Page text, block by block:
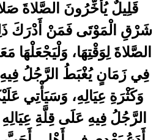
قَلِيلٌ يُأَخِّرُونَ الصَّلاةَ
شَرْقِ الْمَوْتَى فَمَنْ أَدْرَكَ
الصَّلاةَ لِوَقْتِهَا، وَلْيَجْعَلْهَا
فِي زَمَانٍ يُغْبَطُ الرَّجُلُ
وَكَثْرَةِ عِيَالِهِ، وَسَيَأْتِي
الرَّجُلُ فِيهِ عَلَى قِلَّةِ